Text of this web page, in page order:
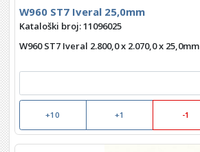
W960 ST7 Iveral 25,0mm
Kataloški broj: 11096025
W960 ST7 Iveral 2.800,0 x 2.070,0 x 25,0mm
+10 +1 -1